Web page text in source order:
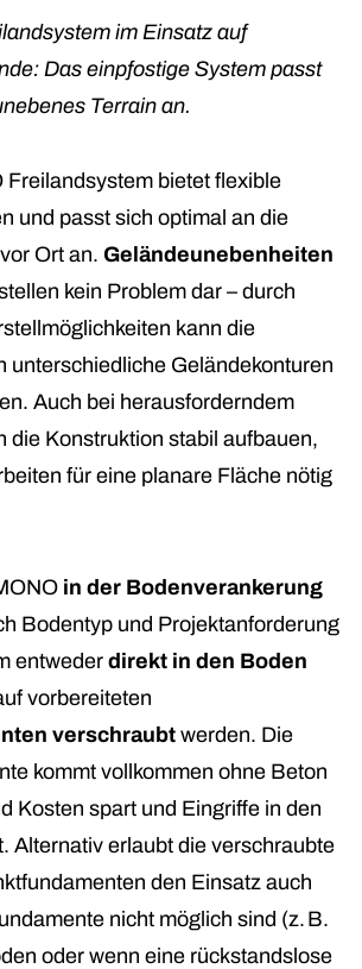
im Einsatz auf
Das einpfostige System passt
Terrain an.
Freilandsystem bietet flexible
und passt sich optimal an die
Ort an. Geländeunebenheiten
kein Problem dar – durch
kann die
unterschiedliche Geländekonturen
Auch bei herausforderndem
die Konstruktion stabil aufbauen,
für eine planare Fläche nötig
in der Bodenverankerung
Bodentyp und Projektanforderung
entwederdirekt in den Boden
vorbereiteten
verschraubt werden. Die
kommt vollkommen ohne Beton
Kosten spart und Eingriffe in den
Alternativ erlaubt die verschraubte
den Einsatz auch
nicht möglich sind (z. B.
oder wenn eine rückstandslose